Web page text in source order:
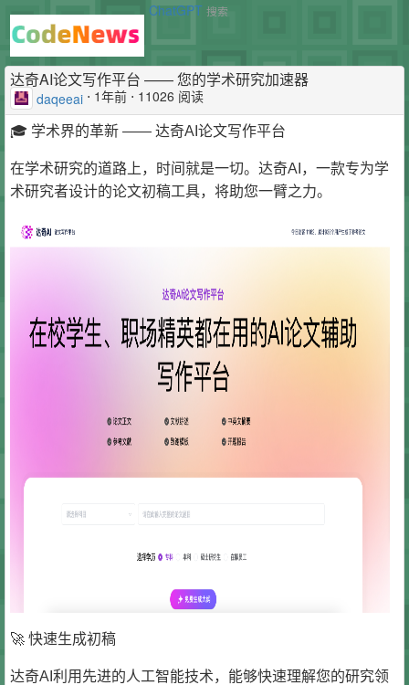
ChatGPT 搜索
达奇AI论文写作平台 —— 您的学术研究加速器
daqeeai ⋅ 1年前 ⋅ 11026 阅读
🎓 学术界的革新 —— 达奇AI论文写作平台
在学术研究的道路上，时间就是一切。达奇AI，一款专为学
术研究者设计的论文初稿工具，将助您一臂之力。
🚀 快速生成初稿
达奇AI利用先进的人工智能技术，能够快速理解您的研究领